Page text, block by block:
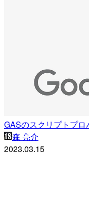
GASのスクリプトプ
森 亮介
2023.03.15